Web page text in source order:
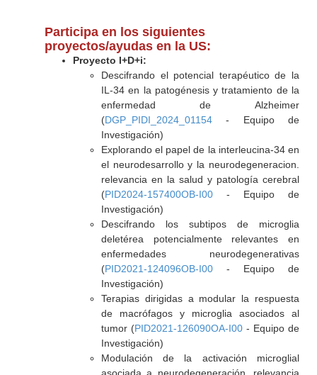
Participa en los siguientes
proyectos/ayudas en la US:
Proyecto I+D+i:
Descifrando el potencial terapéutico de la
IL-34 en la patogénesis y tratamiento de la
enfermedad de Alzheimer
(DGP_PIDI_2024_01154- Equipo de
Investigación)
Explorando el papel de la interleucina-34 en
el neurodesarrollo y la neurodegeneracion.
relevancia en la salud y patología cerebral
(PID2024-157400OB-I00- Equipo de
Investigación)
Descifrando los subtipos de microglia
deletérea potencialmente relevantes en
enfermedades neurodegenerativas
(PID2021-124096OB-I00- Equipo de
Investigación)
Terapias dirigidas a modular la respuesta
de macrófagos y microglia asociados al
tumor (PID2021-126090OA-I00- Equipo de
Investigación)
Modulación de la activación microglial